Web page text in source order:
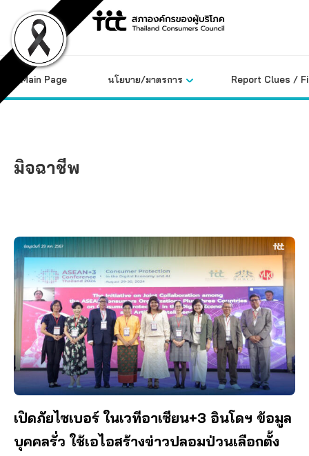
content
Main Page นโยบาย/มาตรการ Report Clues /
มิจฉาชีพ
เปิดภัยไซเบอร์ ในเวทีอาเซียน+3 อินโดฯ ข้อมูล
บุคคลรั่ว ใช้เอไอสร้างข่าวปลอมป่วนเลือกตั้ง